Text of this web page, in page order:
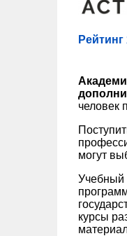
человек
могут
Учебный
курсы